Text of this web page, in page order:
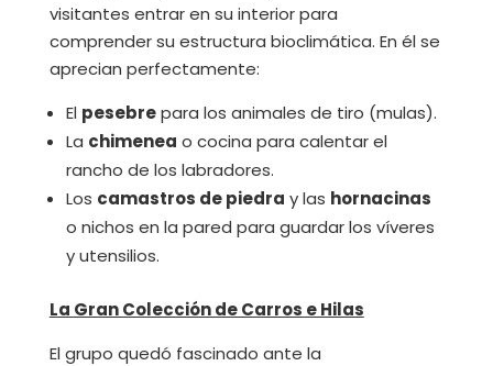
visitantes entrar en su interior para
comprender su estructura bioclimática. En él se
aprecian perfectamente:
El pesebrepara los animales de tiro (mulas).
La chimenea o cocina para calentar el
rancho de los labradores.
Los camastros de piedra y las hornacinas
o nichos en la pared para guardar los víveres
y utensilios.
La Gran Colección de Carros e Hilas
El grupo quedó fascinado ante la